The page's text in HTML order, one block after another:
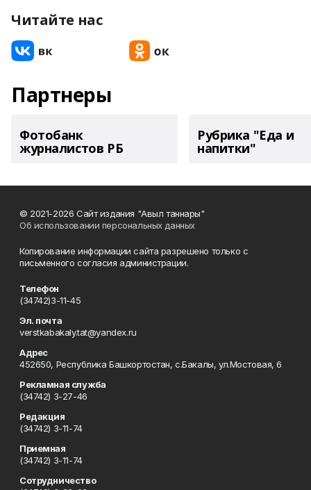
Читайте нас
Партнеры
Фотобанк
журналистов РБ
Рубрика "Еда и
напитки"
© 2021-2026 Сайт издания "Авыл таннары"
Об использовании персональных данных
Копирование информации сайта разрешено только с
письменного согласия администрации.
Телефон
(34742)3-11-45
Эл. почта
verstkabakaly.tat@yandex.ru
Адрес
452650, Республика Башкортостан, с.Бакалы, ул.Мостовая, 6
Рекламная служба
(34742) 3-27-46
Редакция
(34742) 3-11-74
Приемная
(34742) 3-11-74
Сотрудничество